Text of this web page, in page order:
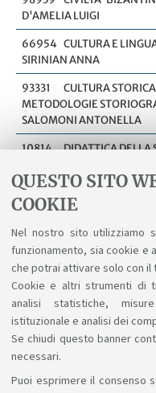
QUESTO SITO
COOKIE
Nel nostro sito utilizziamo
funzionamento, sia cookie e
che potrai attivare solo con il
Cookie e altri strumenti di
analisi statistiche,
istituzionale e analisi dei
Se chiudi questo banner
necessari.
Puoi esprimere il consenso
D'AMELIA LUIGI
66954 CULTURA E
SIRINIAN ANNA
93331
CULTURA
METODOLOGIE
SALOMONI ANTONELLA
10814
DIDATTICA DELLA
14071
MODESTI MADDALENA
11196
EGITTOLOGIA (1)
ZECCHI MARCO
1 2 3 4 5
Sosteniamo